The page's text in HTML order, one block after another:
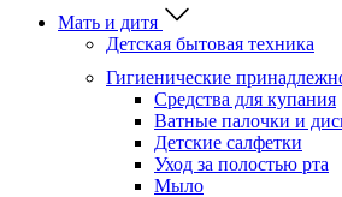
Мать и дитя
Детская бытовая техника
Гигиенические
Средства для купания
Ватные палочки и
Детские салфетки
Уход за полостью рта
Мыло